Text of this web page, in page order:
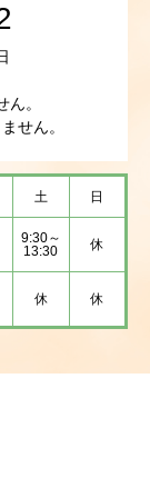
。
せん。
土 日
9:30～
13:30
休
休 休